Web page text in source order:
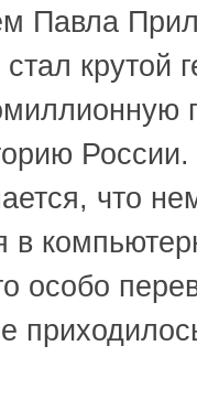
Павла
стал крутой
России.
что
в
особо